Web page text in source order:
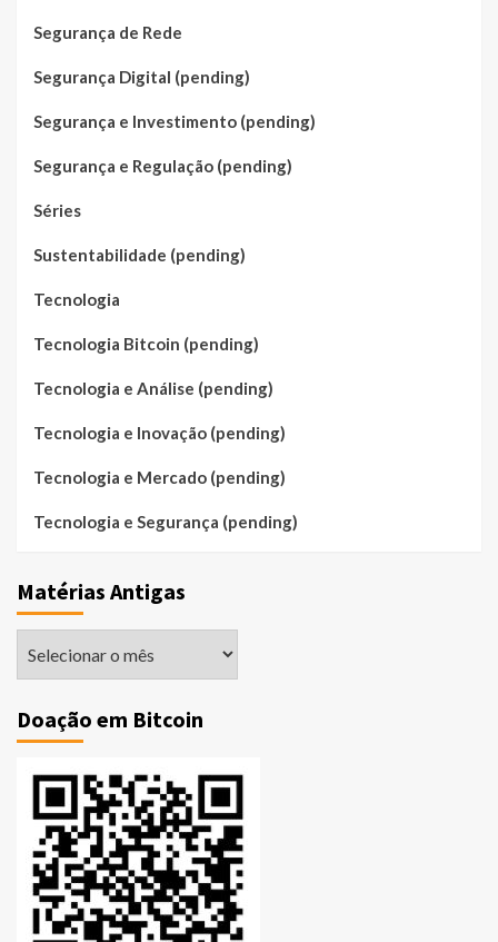
Segurança de Rede
Segurança Digital (pending)
Segurança e Investimento (pending)
Segurança e Regulação (pending)
Séries
Sustentabilidade (pending)
Tecnologia
Tecnologia Bitcoin (pending)
Tecnologia e Análise (pending)
Tecnologia e Inovação (pending)
Tecnologia e Mercado (pending)
Tecnologia e Segurança (pending)
Matérias Antigas
Doação em Bitcoin